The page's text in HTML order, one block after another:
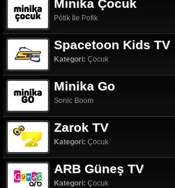
Minika Çocuk
Pötik İle Pofik
Spacetoon Kids TV
Kategori: Çocuk
Minika Go
Sonic Boom
Zarok TV
Kategori: Çocuk
ARB Güneş TV
Kategori: Çocuk